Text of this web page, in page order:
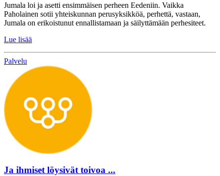
Jumala loi ja asetti ensimmäisen perheen Eedeniin. Vaikka
Paholainen sotii yhteiskunnan perusyksikköä, perhettä, vastaan,
Jumala on erikoistunut ennallistamaan ja säilyttämään perhesiteet.
Lue lisää
Palvelu
Ja ihmiset löysivät toivoa ...